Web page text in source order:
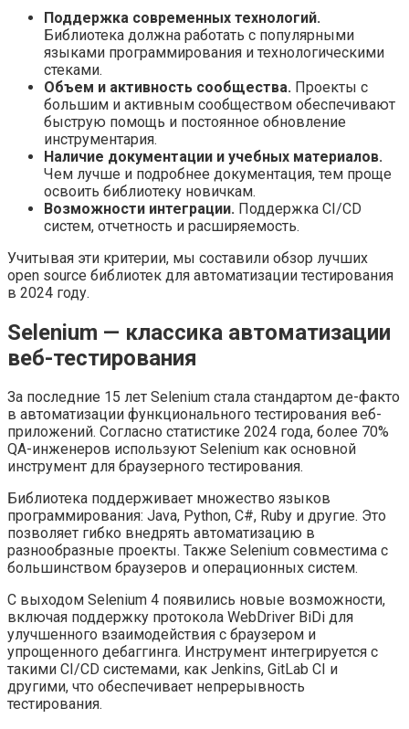
Поддержка современных технологий.
Библиотека должна работать с популярными
языками программирования и технологическими
стеками.
Объем и активность сообщества. Проекты с
большим и активным сообществом обеспечивают
быструю помощь и постоянное обновление
инструментария.
Наличие документации и учебных материалов.
Чем лучше и подробнее документация, тем проще
освоить библиотеку новичкам.
Возможности интеграции. Поддержка CI/CD
систем, отчетность и расширяемость.
Учитывая эти критерии, мы составили обзор лучших
open source библиотек для автоматизации тестирования
в 2024 году.
Selenium — классика автоматизации
веб-тестирования
За последние 15 лет Selenium стала стандартом де-факто
в автоматизации функционального тестирования веб-
приложений. Согласно статистике 2024 года, более 70%
QA-инженеров используют Selenium как основной
инструмент для браузерного тестирования.
Библиотека поддерживает множество языков
программирования: Java, Python, C#, Ruby и другие. Это
позволяет гибко внедрять автоматизацию в
разнообразные проекты. Также Selenium совместима с
большинством браузеров и операционных систем.
С выходом Selenium 4 появились новые возможности,
включая поддержку протокола WebDriver BiDi для
улучшенного взаимодействия с браузером и
упрощенного дебаггинга. Инструмент интегрируется с
такими CI/CD системами, как Jenkins, GitLab CI и
другими, что обеспечивает непрерывность
тестирования.